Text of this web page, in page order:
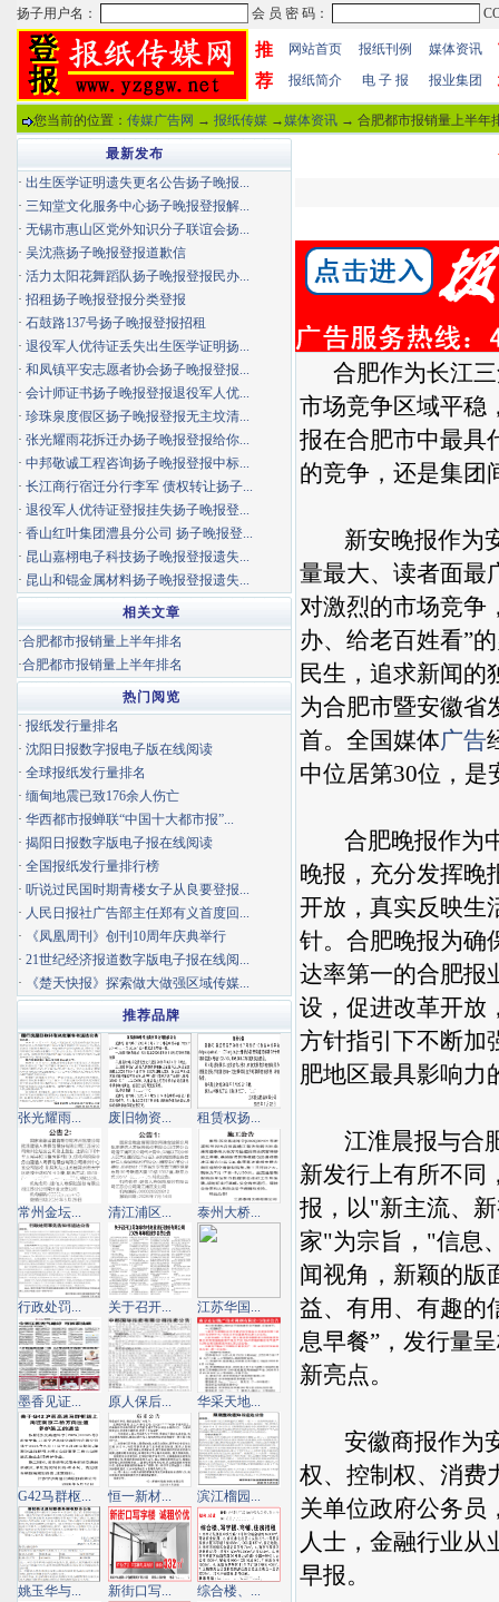
推
荐
网站首页 报纸刊例 媒体资讯
报纸简介 电 子 报 报业集团
您当前的位置： 传媒广告网 → 报纸传媒 →媒体资讯 → 合肥都市报销量上半年
合肥作为长江三
市场竞争区域平稳
报在合肥市中最具
的竞争，还是集团
新安晚报作为安
量最大、读者面最
对激烈的市场竞争
办、给老百姓看”
民生，追求新闻的
为合肥市暨安徽省
首。全国媒体广告
中位居第30位，是
合肥晚报作为中
晚报，充分发挥晚
开放，真实反映生
针。合肥晚报为确
达率第一的合肥报
设，促进改革开放
方针指引下不断加
肥地区最具影响力
江淮晨报与合肥
新发行上有所不同
报，以"新主流、
家"为宗旨，"信息
闻视角，新颖的版
益、有用、有趣的
息早餐”，发行量
新亮点。
安徽商报作为安
权、控制权、消费
关单位政府公务员
人士，金融行业从
早报。
最新发布
· 出生医学证明遗失更名公告扬子晚报...
· 三知堂文化服务中心扬子晚报登报解...
· 无锡市惠山区党外知识分子联谊会扬...
· 吴沈燕扬子晚报登报道歉信
· 活力太阳花舞蹈队扬子晚报登报民办...
· 招租扬子晚报登报分类登报
· 石鼓路137号扬子晚报登报招租
· 退役军人优待证丢失出生医学证明扬...
· 和凤镇平安志愿者协会扬子晚报登报...
· 会计师证书扬子晚报登报退役军人优...
· 珍珠泉度假区扬子晚报登报无主坟清...
· 张光耀雨花拆迁办扬子晚报登报给你...
· 中邦敬诚工程咨询扬子晚报登报中标...
· 长江商行宿迁分行李军 债权转让扬子...
· 退役军人优待证登报挂失扬子晚报登...
· 香山红叶集团澧县分公司 扬子晚报登...
· 昆山嘉栩电子科技扬子晚报登报遗失...
· 昆山和锟金属材料扬子晚报登报遗失...
相关文章
·合肥都市报销量上半年排名
·合肥都市报销量上半年排名
热门阅览
· 报纸发行量排名
· 沈阳日报数字报电子版在线阅读
· 全球报纸发行量排名
· 缅甸地震已致176余人伤亡
· 华西都市报蝉联“中国十大都市报”...
· 揭阳日报数字版电子报在线阅读
· 全国报纸发行量排行榜
· 听说过民国时期青楼女子从良要登报...
· 人民日报社广告部主任郑有义首度回...
·
《凤凰周刊》创刊10周年庆典举行
· 21世纪经济报道数字版电子报在线阅...
·
《楚天快报》探索做大做强区域传媒...
推荐品牌
张光耀雨... 废旧物资... 租赁权扬...
常州金坛... 清江浦区... 泰州大桥...
行政处罚... 关于召开... 江苏华国...
墨香见证... 原人保后... 华采天地...
G42马群枢... 恒一新材... 滨江榴园...
姚玉华与... 新街口写... 综合楼、...